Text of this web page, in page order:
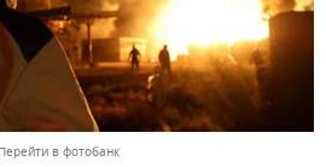
Перейти в фотобанк